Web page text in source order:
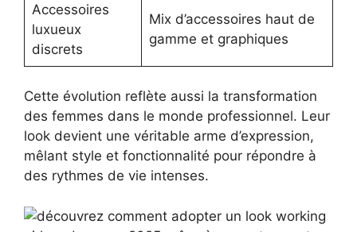
Accessoires
luxueux
discrets
Mix d’accessoires haut de
gamme et graphiques
Cette évolution reflète aussi la transformation
des femmes dans le monde professionnel. Leur
look devient une véritable arme d’expression,
mêlant style et fonctionnalité pour répondre à
des rythmes de vie intenses.